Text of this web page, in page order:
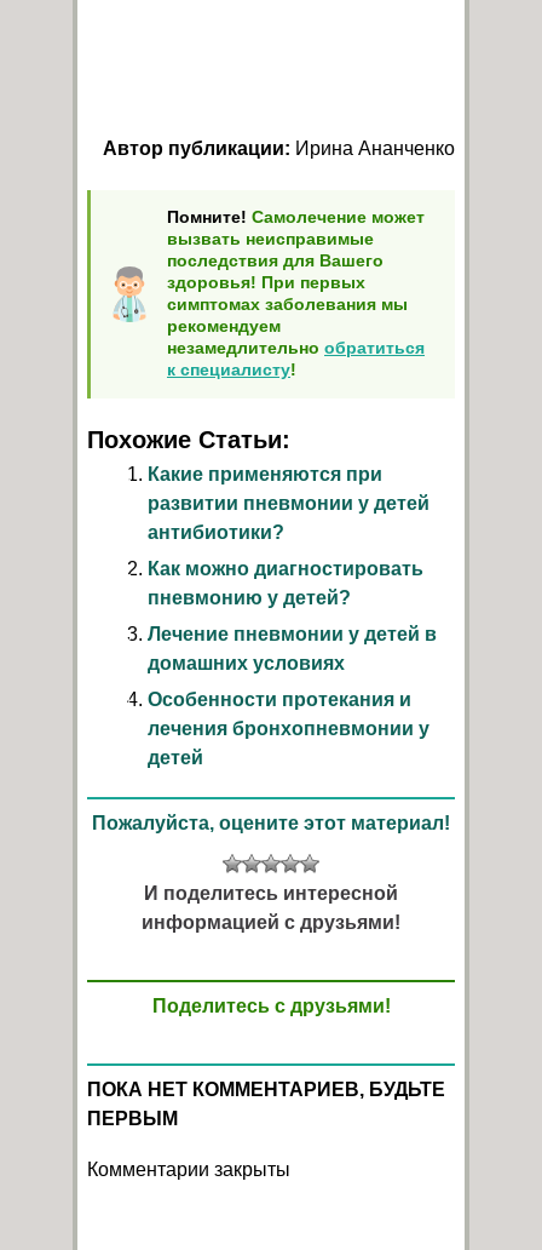
Автор публикации: Ирина Ананченко
Помните! Самолечение может
вызвать неисправимые
последствия для Вашего
здоровья! При первых
симптомах заболевания мы
рекомендуем
незамедлительно обратиться
к специалисту!
Похожие Статьи:
Какие применяются при
развитии пневмонии у детей
антибиотики?
Как можно диагностировать
пневмонию у детей?
Лечение пневмонии у детей в
домашних условиях
Особенности протекания и
лечения бронхопневмонии у
детей
Пожалуйста, оцените этот материал!
И поделитесь интересной
информацией с друзьями!
Поделитесь с друзьями!
ПОКА НЕТ КОММЕНТАРИЕВ, БУДЬТЕ
ПЕРВЫМ
Комментарии закрыты